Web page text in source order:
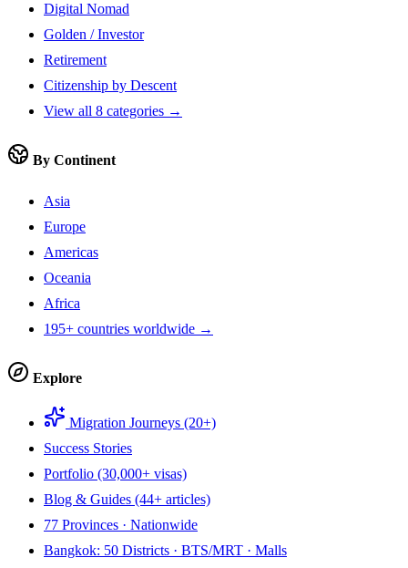
Digital Nomad
Golden / Investor
Retirement
Citizenship by Descent
View all 8 categories →
By Continent
Asia
Europe
Americas
Oceania
Africa
195+ countries worldwide →
Explore
Migration Journeys (20+)
Success Stories
Portfolio (30,000+ visas)
Blog & Guides (44+ articles)
77 Provinces · Nationwide
Bangkok: 50 Districts · BTS/MRT · Malls